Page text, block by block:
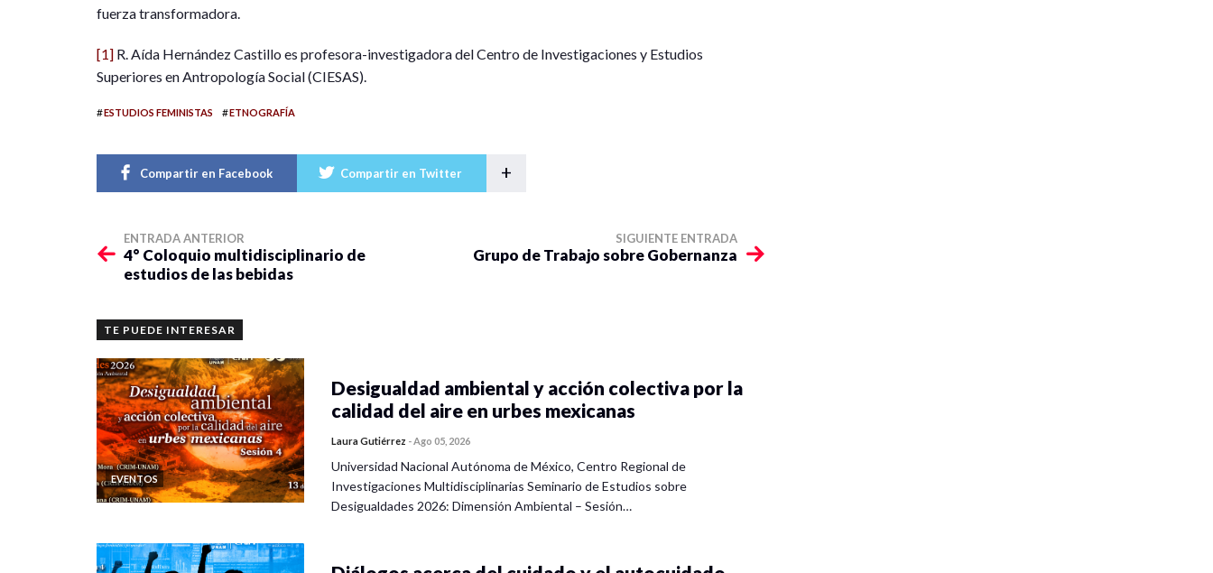
fuerza transformadora.
[1] R. Aída Hernández Castillo es profesora-investigadora del Centro de Investigaciones y Estudios
Superiores en Antropología Social (CIESAS).
#ESTUDIOS FEMINISTAS #ETNOGRAFÍA
Compartir en Facebook Compartir en Twitter +
ENTRADA ANTERIOR
4° Coloquio multidisciplinario de
estudios de las bebidas
SIGUIENTE ENTRADA
Grupo de Trabajo sobre Gobernanza
TE PUEDE INTERESAR
EVENTOS
Desigualdad ambiental y acción colectiva por la
calidad del aire en urbes mexicanas
Laura Gutiérrez -Ago 05, 2026
Universidad Nacional Autónoma de México, Centro Regional de
Investigaciones Multidisciplinarias Seminario de Estudios sobre
Desigualdades 2026: Dimensión Ambiental – Sesión…